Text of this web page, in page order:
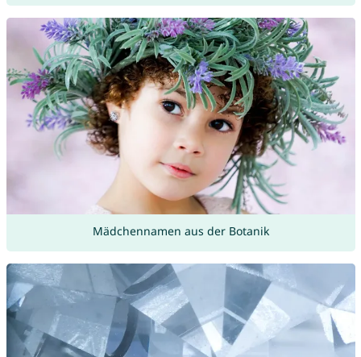
Mädchennamen aus der Botanik